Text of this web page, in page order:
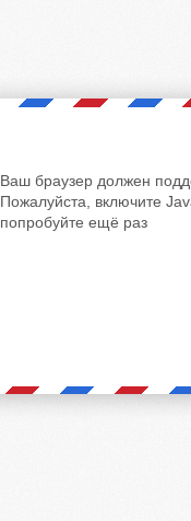
Ваш браузер должен
Пожалуйста, включите
попробуйте ещё раз